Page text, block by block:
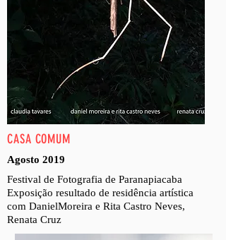
CASA COMUM
Agosto 2019
Festival de Fotografia de Paranapiacaba
Exposição resultado de residência artística
com DanielMoreira e Rita Castro Neves,
Renata Cruz